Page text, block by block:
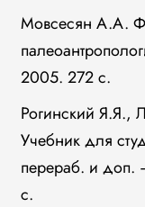
Мовсесян А.А.
2005. 272 с.
Рогинский Я.Я.,
Учебник для
перераб. и
с.